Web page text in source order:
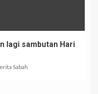
lagi sambutan Hari
Sabah